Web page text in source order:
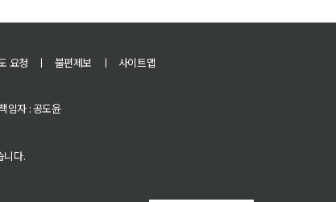
요청 ㅣ 불편제보 ㅣ
사이트맵
임자 : 공도윤
니다.